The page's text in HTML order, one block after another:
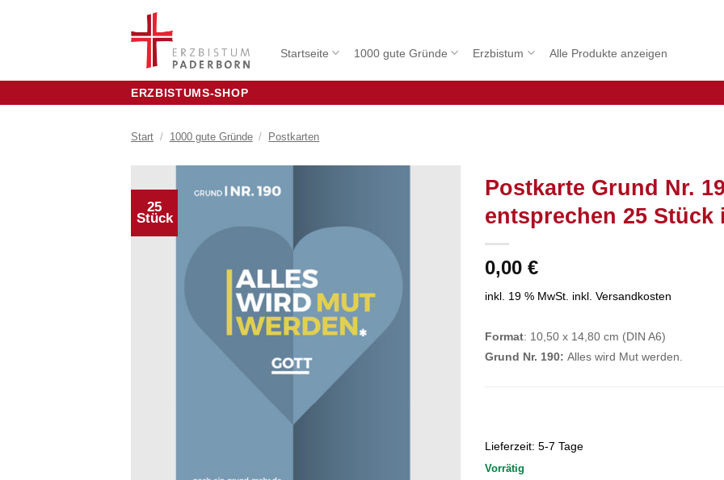
Startseite 1000 gute Gründe Erzbistum Alle Produkte anzeigen
ERZBISTUMS-SHOP
Start / 1000 gute Gründe / Postkarten
25
Stück
Postkarte Grund Nr.
entsprechen 25 Stück
0,00 €
inkl. 19 % MwSt. inkl. Versandkosten
Format: 10,50 x 14,80 cm (DIN A6)
Grund Nr. 190: Alles wird Mut werden.
Lieferzeit: 5-7 Tage
Vorrätig